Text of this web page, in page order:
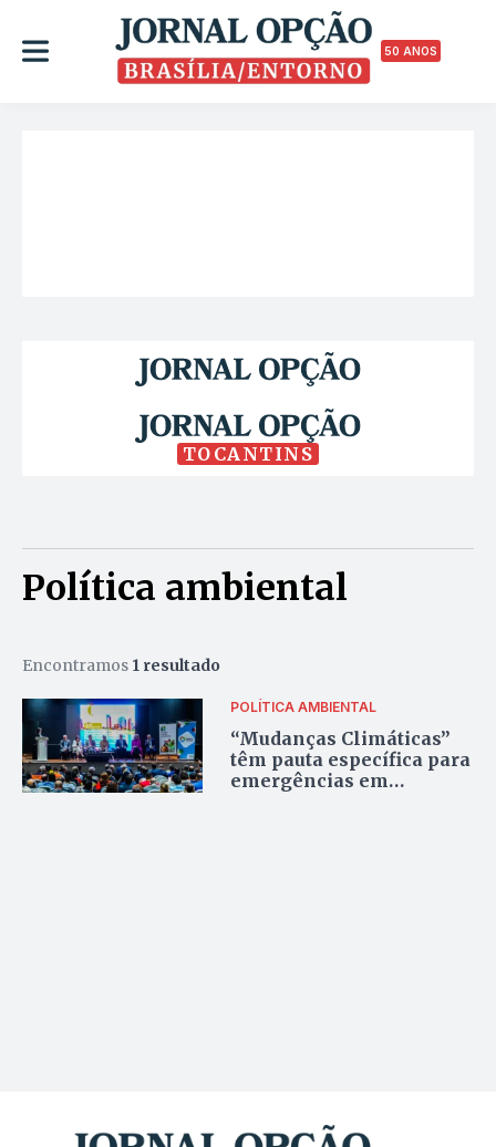
50 ANOS
TOCANTINS
Política ambiental
Encontramos 1 resultado
POLÍTICA AMBIENTAL
“Mudanças Climáticas”
têm pauta específica para
emergências em